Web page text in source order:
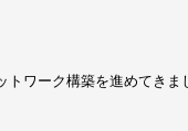
トワーク構築を進めてきま